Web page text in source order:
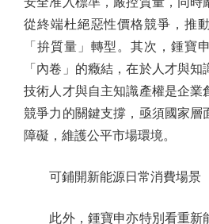
從終端杜絕惡性價格競爭，推
「拚質量」轉型。其次，鍾寶
「內卷」的癥結，在於人才與
技術人才與自主知識產權是企業
競爭力的關鍵支撐，亟須國家層
障礙，維護公平市場環境。
可鋪開新能源日常消費場景
此外，鍾寶申亦特別看重新